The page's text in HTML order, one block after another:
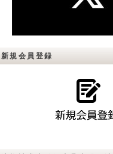
新規会員登録